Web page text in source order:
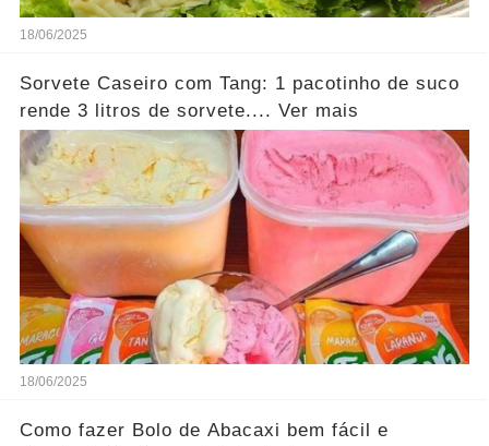
18/06/2025
Sorvete Caseiro com Tang: 1 pacotinho de suco
rende 3 litros de sorvete.... Ver mais
18/06/2025
Como fazer Bolo de Abacaxi bem fácil e